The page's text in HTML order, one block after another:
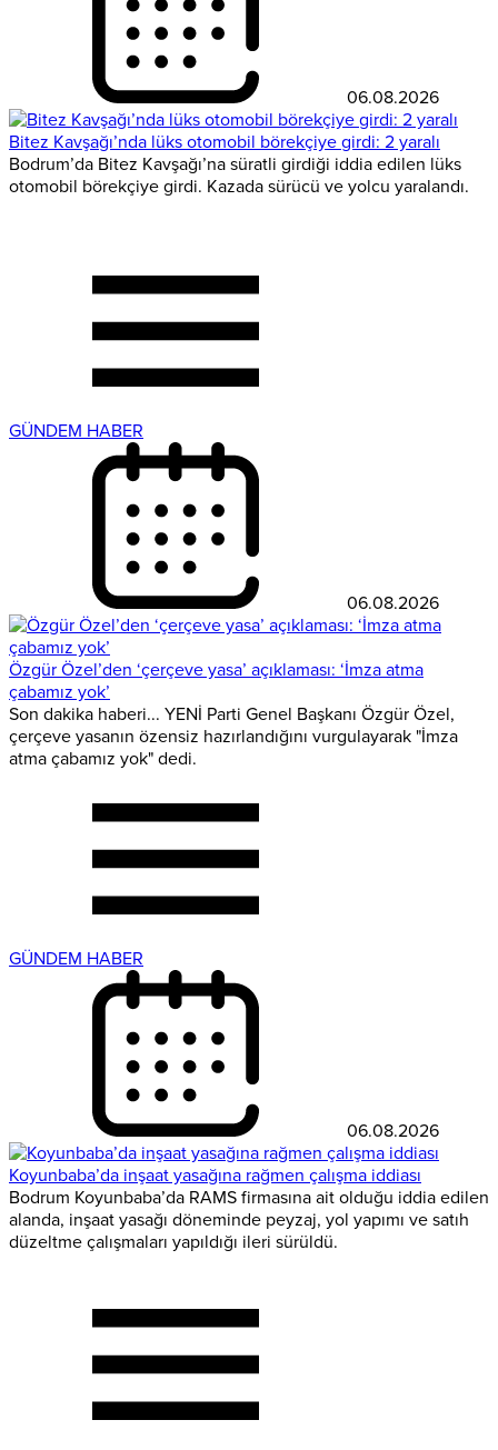
06.08.2026
Bitez Kavşağı’nda lüks otomobil börekçiye girdi: 2 yaralı
Bodrum’da Bitez Kavşağı’na süratli girdiği iddia edilen lüks
otomobil börekçiye girdi. Kazada sürücü ve yolcu yaralandı.
GÜNDEM HABER
06.08.2026
Özgür Özel’den ‘çerçeve yasa’ açıklaması: ‘İmza atma
çabamız yok’
Son dakika haberi... YENİ Parti Genel Başkanı Özgür Özel,
çerçeve yasanın özensiz hazırlandığını vurgulayarak "İmza
atma çabamız yok" dedi.
GÜNDEM HABER
06.08.2026
Koyunbaba’da inşaat yasağına rağmen çalışma iddiası
Bodrum Koyunbaba’da RAMS firmasına ait olduğu iddia edilen
alanda, inşaat yasağı döneminde peyzaj, yol yapımı ve satıh
düzeltme çalışmaları yapıldığı ileri sürüldü.